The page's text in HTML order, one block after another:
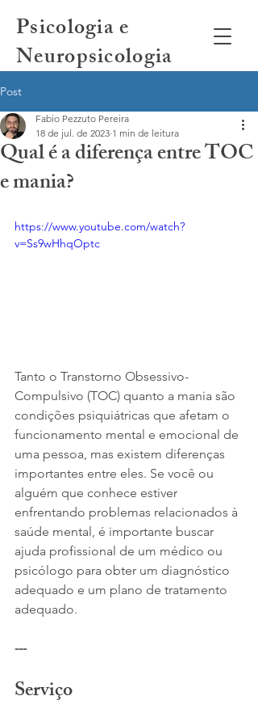
Psicologia e
Neuropsicologia
Post
Qual é a diferença entre TOC
e mania?
Fabio Pezzuto Pereira
18 de jul. de 2023 1 min de leitura
https://www.youtube.com/watch?
v=Ss9wHhqOptc
Tanto o Transtorno Obsessivo-
Compulsivo (TOC) quanto a mania são
condições psiquiátricas que afetam o
funcionamento mental e emocional de
uma pessoa, mas existem diferenças
importantes entre eles. Se você ou
alguém que conhece estiver
enfrentando problemas relacionados à
saúde mental, é importante buscar
ajuda profissional de um médico ou
psicólogo para obter um diagnóstico
adequado e um plano de tratamento
adequado.
---
Serviço